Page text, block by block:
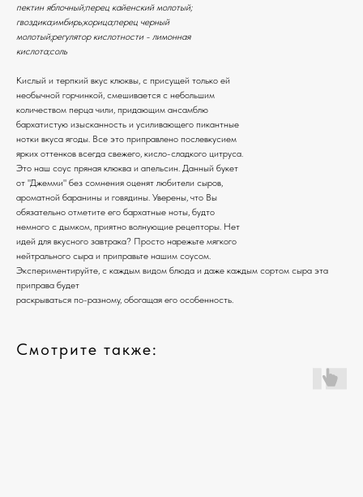
пектин яблочный;перец кайенский молотый;
гвоздика;имбирь;корица;перец черный
молотый;регулятор кислотности - лимонная
кислота;соль
Кислый и терпкий вкус клюквы, с присущей только ей
необычной горчинкой, смешивается с небольшим
количеством перца чили, придающим ансамблю
бархатистую изысканность и усиливающего пикантные
нотки вкуса ягоды. Все это приправлено послевкусием
ярких оттенков всегда свежего, кисло-сладкого цитруса.
Это наш соус пряная клюква и апельсин. Данный букет
от "Джемми" без сомнения оценят любители сыров,
ароматной баранины и говядины. Уверены, что Вы
обязательно отметите его бархатные ноты, будто
немного с дымком, приятно волнующие рецепторы. Нет
идей для вкусного завтрака? Просто нарежьте мягкого
нейтрального сыра и приправьте нашим соусом.
Экспериментируйте, с каждым видом блюда и даже каждым сортом сыра эта
приправа будет
раскрываться по-разному, обогащая его особенность.
Смотрите также: